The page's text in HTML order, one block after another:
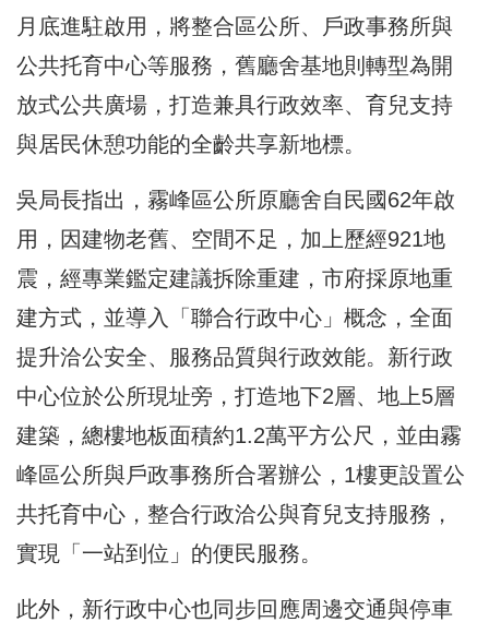
月底進駐啟用，將整合區公所、戶政事務所與
公共托育中心等服務，舊廳舍基地則轉型為開
放式公共廣場，打造兼具行政效率、育兒支持
與居民休憩功能的全齡共享新地標。
吳局長指出，霧峰區公所原廳舍自民國62年啟
用，因建物老舊、空間不足，加上歷經921地
震，經專業鑑定建議拆除重建，市府採原地重
建方式，並導入「聯合行政中心」概念，全面
提升洽公安全、服務品質與行政效能。新行政
中心位於公所現址旁，打造地下2層、地上5層
建築，總樓地板面積約1.2萬平方公尺，並由霧
峰區公所與戶政事務所合署辦公，1樓更設置公
共托育中心，整合行政洽公與育兒支持服務，
實現「一站到位」的便民服務。
此外，新行政中心也同步回應周邊交通與停車